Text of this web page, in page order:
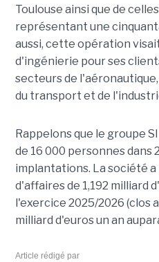
Toulouse ainsi que de
représentant une
aussi, cette opération
d'ingénierie pour ses
secteurs de l'aéronautique,
du transport et de
Rappelons que le groupe
de 16 000 personnes dans
implantations. La société
d'affaires de 1,192 milliard
l'exercice 2025/2026 (clos
milliard d'euros un an
Article rédigé par